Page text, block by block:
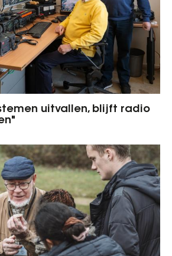
uitvallen, blijft radio